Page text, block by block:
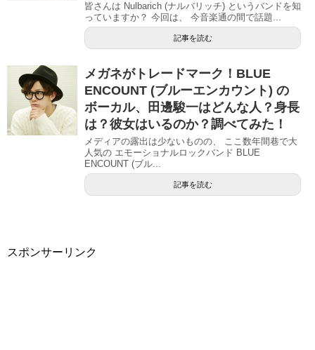
皆さんは Nulbarich (ナルバリッチ) というバンドを知
っていますか？ 今回は、 今音楽通の間で話題...
記事を読む
メガネがトレードマーク！BLUE
ENCOUNT (ブルーエンカウント) の
ボーカル、田邊駿一はどんな人？身長
は？彼女はいるのか？調べてみた！
メディアの露出は少ないものの、 ここ数年間巷で大
人気の エモーショナルロックバンド BLUE
ENCOUNT (ブル...
記事を読む
スポンサーリンク